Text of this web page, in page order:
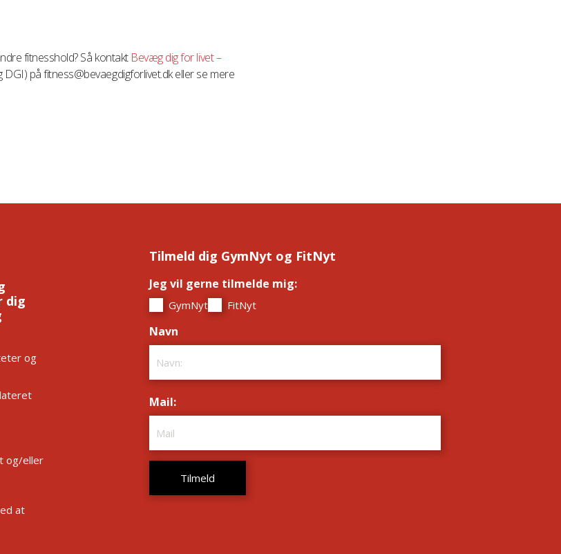
fitnesshold? Så kontakt Bevæg dig for livet –
på fitness@bevaegdigforlivet.dk eller se mere
dig
og
og/eller
at
Tilmeld dig GymNyt og FitNyt
Jeg vil gerne tilmelde mig:
GymNyt FitNyt
Navn
Mail: